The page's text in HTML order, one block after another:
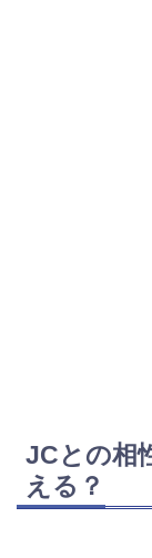
JCとの相
える？